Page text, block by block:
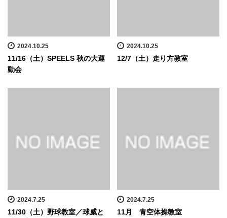
2024.10.25
11/16（土）SPEELS 秋の大運
動会
2024.10.25
12/7（土）走り方教室
2024.7.25
11/30（土）野球教室／球威と
2024.7.25
11月 青空体操教室